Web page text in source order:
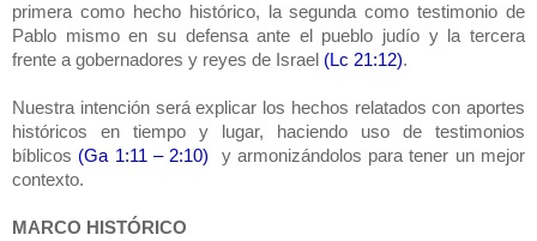
primera como hecho histórico, la segunda como testimonio de
Pablo mismo en su defensa ante el pueblo judío y la tercera
frente a gobernadores y reyes de Israel (Lc 21:12).
Nuestra intención será explicar los hechos relatados con aportes
históricos en tiempo y lugar, haciendo uso de testimonios
bíblicos (Ga 1:11 – 2:10) y armonizándolos para tener un mejor
contexto.
MARCO HISTÓRICO